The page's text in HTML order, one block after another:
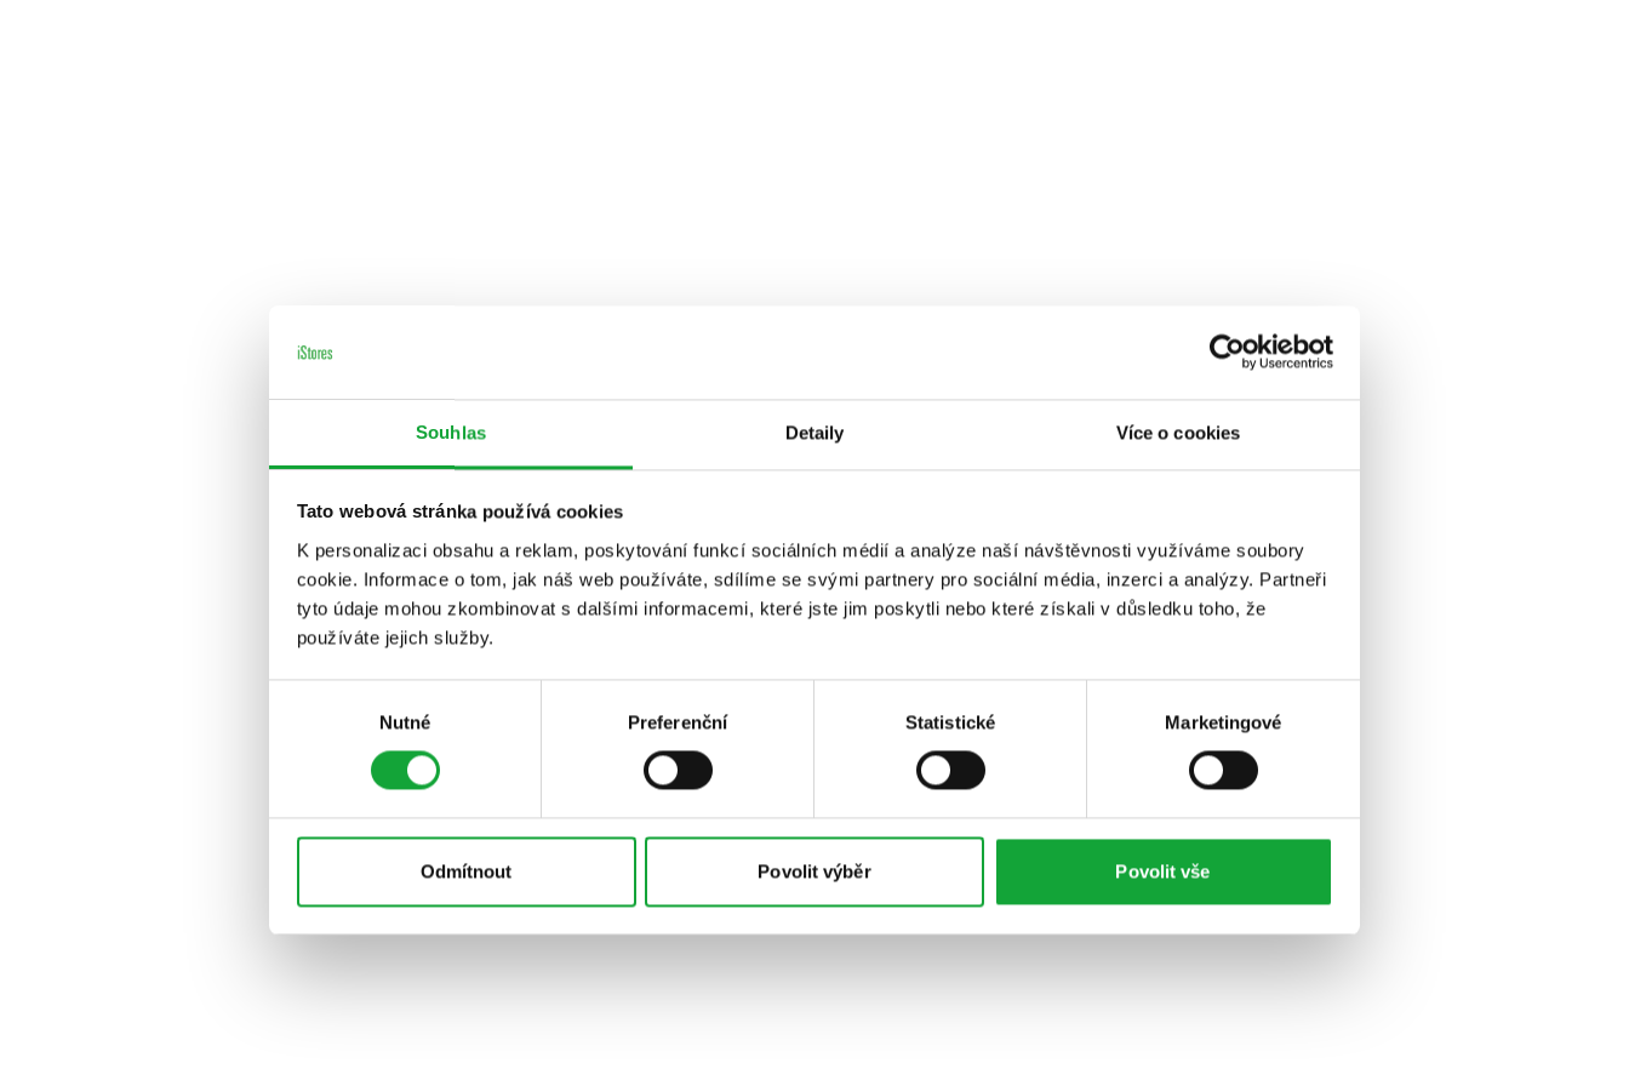
Souhlas Detaily Více o cookies
Tato webová stránka používá cookies
K personalizaci obsahu a reklam, poskytování funkcí sociálních médií a analýze naší návštěvnosti využíváme soubory
cookie. Informace o tom, jak náš web používáte, sdílíme se svými partnery pro sociální média, inzerci a analýzy. Partneři
tyto údaje mohou zkombinovat s dalšími informacemi, které jste jim poskytli nebo které získali v důsledku toho, že
používáte jejich služby.
Nutné Preferenční Statistické Marketingové
Odmítnout Povolit výběr Povolit vše